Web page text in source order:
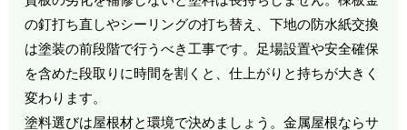
の釘打ち直しやシーリングの打ち替え、下地の防水紙交換
は塗装の前段階で行うべき工事です。足場設置や安全確保
を含めた段取りに時間を割くと、仕上がりと持ちが大きく
変わります。
塗料選びは屋根材と環境で決めましょう。金属屋根ならサ